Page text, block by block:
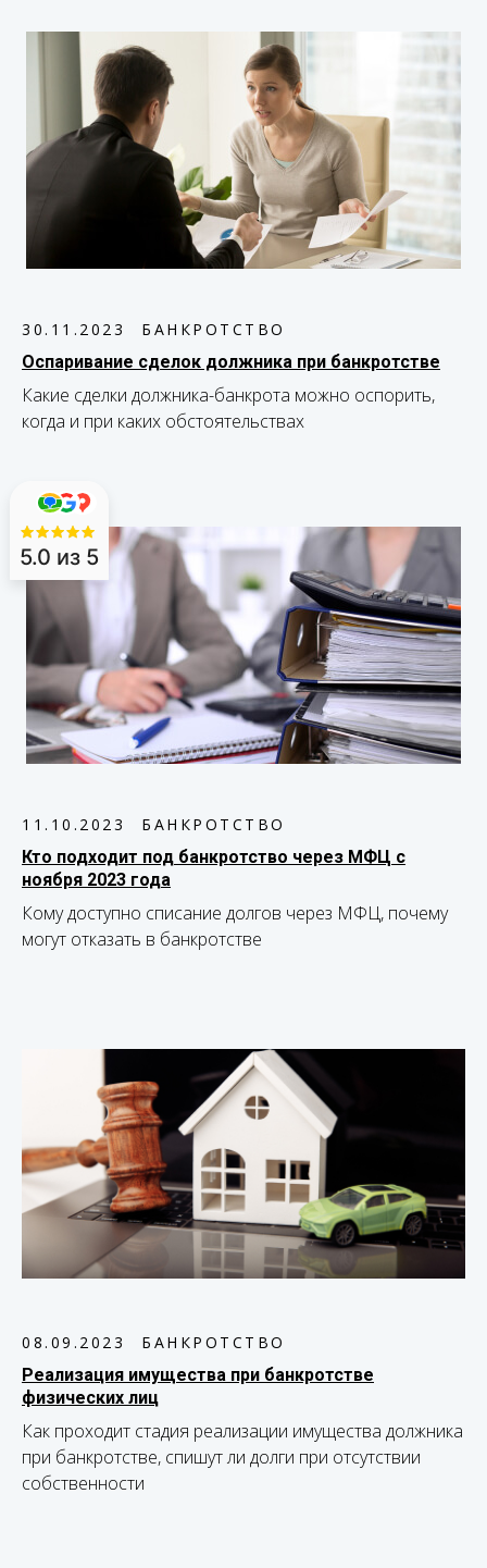
30.11.2023
БАНКРОТСТВО
Оспаривание сделок должника при банкротстве
Какие сделки должника-банкрота можно оспорить,
когда и при каких обстоятельствах
11.10.2023
БАНКРОТСТВО
Кто подходит под банкротство через МФЦ с
ноября 2023 года
Кому доступно списание долгов через МФЦ, почему
могут отказать в банкротстве
08.09.2023
БАНКРОТСТВО
Реализация имущества при банкротстве
физических лиц
Как проходит стадия реализации имущества должника
при банкротстве, спишут ли долги при отсутствии
собственности
5.0 из 5